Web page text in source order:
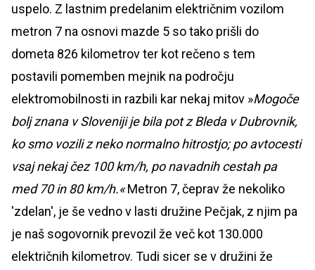
uspelo. Z lastnim predelanim električnim vozilom
metron 7 na osnovi mazde 5 so tako prišli do
dometa 826 kilometrov ter kot rečeno s tem
postavili pomemben mejnik na področju
elektromobilnosti in razbili kar nekaj mitov »Mogoče
bolj znana v Sloveniji je bila pot z Bleda v Dubrovnik,
ko smo vozili z neko normalno hitrostjo; po avtocesti
vsaj nekaj čez 100 km/h, po navadnih cestah pa
med 70 in 80 km/h.«Metron 7, čeprav že nekoliko
'zdelan', je še vedno v lasti družine Pečjak, z njim pa
je naš sogovornik prevozil že več kot 130.000
električnih kilometrov. Tudi sicer se v družini že